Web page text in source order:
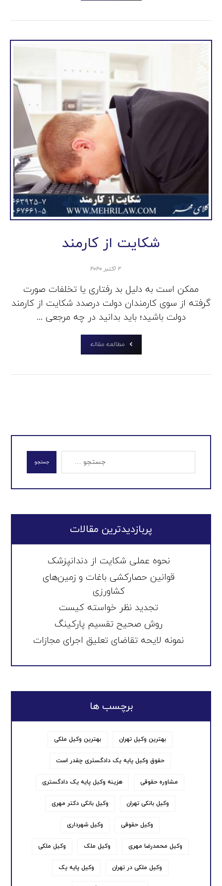
شکایت از کارمند
۲ اکتبر ۲۰۲۰
ممکن است به دلیل بد رفتاری یا تخلفات صورت
گرفته از سوی کارمندان دولت درصدد شکایت از کارمند
دولت باشید؛ باید بدانید در چه مرجعی ...
مطالعه مقاله
جستجو
پربازدیدترین مقالات
نحوه عملی شکایت از دندانپزشک
قوانین حصارکشی باغات و زمین‌های
کشاورزی
تجدید نظر خواسته کیست
روش صحیح تقسیم پارکینگ
نمونه لایحه تقاضای تعلیق اجرای مجازات
برچسب ها
بهترین وکیل تهران بهترین وکیل ملکی
حقوق وکیل پایه یک دادگستری چقدر است
مشاوره حقوقی هزینه وکیل پایه یک دادگستری
وکیل بانکی تهران وکیل بانکی دکتر مهری
وکیل حقوقی وکیل شهرداری
وکیل محمدرضا مهری وکیل ملک وکیل ملکی
وکیل ملکی در تهران وکیل پایه یک